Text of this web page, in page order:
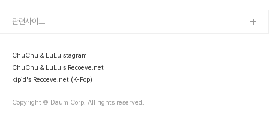
ChuChu & LuLu stagram
ChuChu & LuLu's Recoeve.net
kipid's Recoeve.net (K-Pop)
Copyright © Daum Corp. All rights reserved.
관련사이트